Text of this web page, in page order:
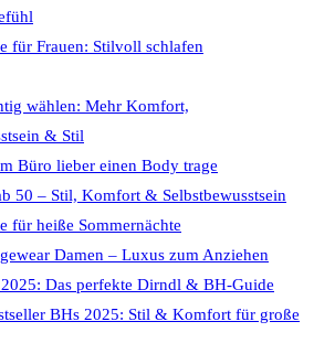
für Frauen: Stilvoll schlafen
wählen: Mehr Komfort,
& Stil
Büro lieber einen Body trage
50 – Stil, Komfort & Selbstbewusstsein
für heiße Sommernächte
Damen – Luxus zum Anziehen
Das perfekte Dirndl & BH-Guide
BHs 2025: Stil & Komfort für große